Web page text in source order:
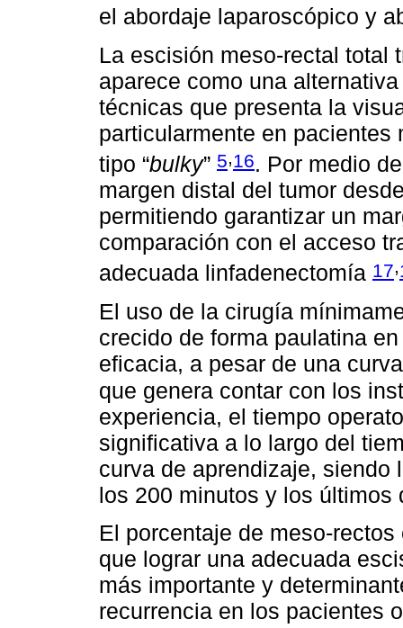
el abordaje laparoscópico y
La escisión meso-rectal total
aparece como una
técnicas que presenta la
particularmente en
tipo “bulky” 5,16. Por medio
margen distal del tumor
permitiendo garantizar un
comparación con el acceso
adecuada linfadenectomía 17,
El uso de la cirugía
crecido de forma paulatina
eficacia, a pesar de una
que genera contar con los
experiencia, el tiempo
significativa a lo largo del
curva de aprendizaje, siendo
los 200 minutos y los últimos
El porcentaje de meso-
que lograr una adecuada
más importante y
recurrencia en los pacientes